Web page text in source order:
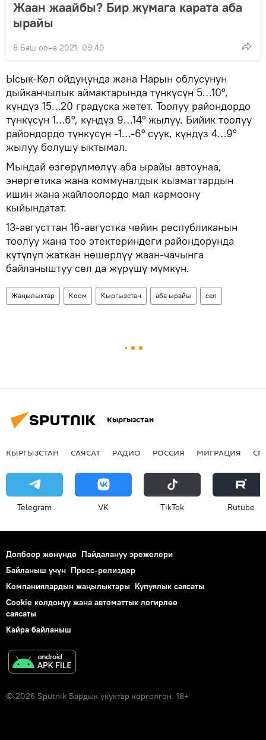
Жаан жаайбы? Бир жумага карата аба
ырайы
8 Баш оона 2021, 09:40
Ысык-Көл ойдуңунда жана Нарын облусунун
дыйканчылык аймактарында түнкүсүн 5…10°,
күндүз 15…20 градуска жетет. Тоолуу райондордо
түнкүсүн 1…6°, күндүз 9…14° жылуу. Бийик тоолуу
райондордо түнкүсүн -1…-6° суук, күндүз 4…9°
жылуу болушу ыктымал.
Мындай өзгөрүлмөлүү аба ырайы автоунаа,
энергетика жана коммуналдык кызматтардын
ишин жана жайлоолордо мал кармоону
кыйындатат.
13-августтан 16-августка чейин республиканын
тоолуу жана тоо этектериндеги райондорунда
күтүлүп жаткан нөшөрлүү жаан-чачынга
байланыштуу сел да жүрүшү мүмкүн.
Жаңылыктар Коом Кыргызстан аба ырайы сел
Кыргызстан
КЫРГЫЗСТАН САЯСАТ РАДИО РОССИЯ МИГРАЦИЯ
Telegram VK ТikТоk Rutube
Долбоор жөнүндө Пайдалануу эрежелери
Байланыш үчүн Пресс-релиздер
Компаниялардын жаңылыктары Купуялык саясаты
Cookie колдонуу жана автоматтык логирлөө
саясаты
Кайра байланыш
© 2026 Sputnik Бардык укуктар корголгон. 18+